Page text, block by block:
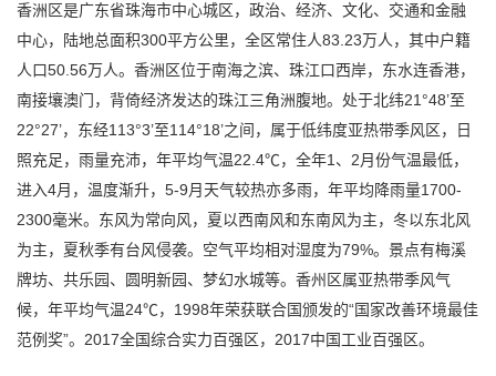
香洲区是广东省珠海市中心城区，政治、经济、文化、交通和金融
中心，陆地总面积300平方公里，全区常住人83.23万人，其中户籍
人口50.56万人。香洲区位于南海之滨、珠江口西岸，东水连香港，
南接壤澳门，背倚经济发达的珠江三角洲腹地。处于北纬21°48’至
22°27’，东经113°3’至114°18’之间，属于低纬度亚热带季风区，日
照充足，雨量充沛，年平均气温22.4℃，全年1、2月份气温最低，
进入4月，温度渐升，5-9月天气较热亦多雨，年平均降雨量1700-
2300毫米。东风为常向风，夏以西南风和东南风为主，冬以东北风
为主，夏秋季有台风侵袭。空气平均相对湿度为79%。景点有梅溪
牌坊、共乐园、圆明新园、梦幻水城等。香州区属亚热带季风气
候，年平均气温24℃，1998年荣获联合国颁发的“国家改善环境最佳
范例奖”。2017全国综合实力百强区，2017中国工业百强区。